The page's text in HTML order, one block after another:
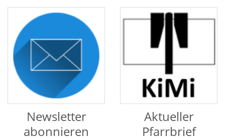
Newsletter
abonnieren
Aktueller
Pfarrbrief